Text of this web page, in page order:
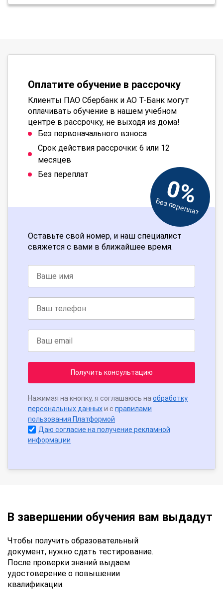
Оплатите обучение в рассрочку
Клиенты ПАО Сбербанк и АО Т-Банк могут
оплачивать обучение в нашем учебном
центре в рассрочку, не выходя из дома!
Без первоначального взноса
Срок действия рассрочки: 6 или 12
месяцев
Без переплат
0%
Без переплат
Оставьте свой номер, и наш специалист
свяжется с вами в ближайшее время.
Получить консультацию
Нажимая на кнопку, я соглашаюсь на обработку
персональных данныхи с правилами
пользования Платформой
Даю согласие на получение рекламной
информации
В завершении обучения вам выдадут
Чтобы получить образовательный
документ, нужно сдать тестирование.
После проверки знаний выдаем
удостоверение о повышении
квалификации.